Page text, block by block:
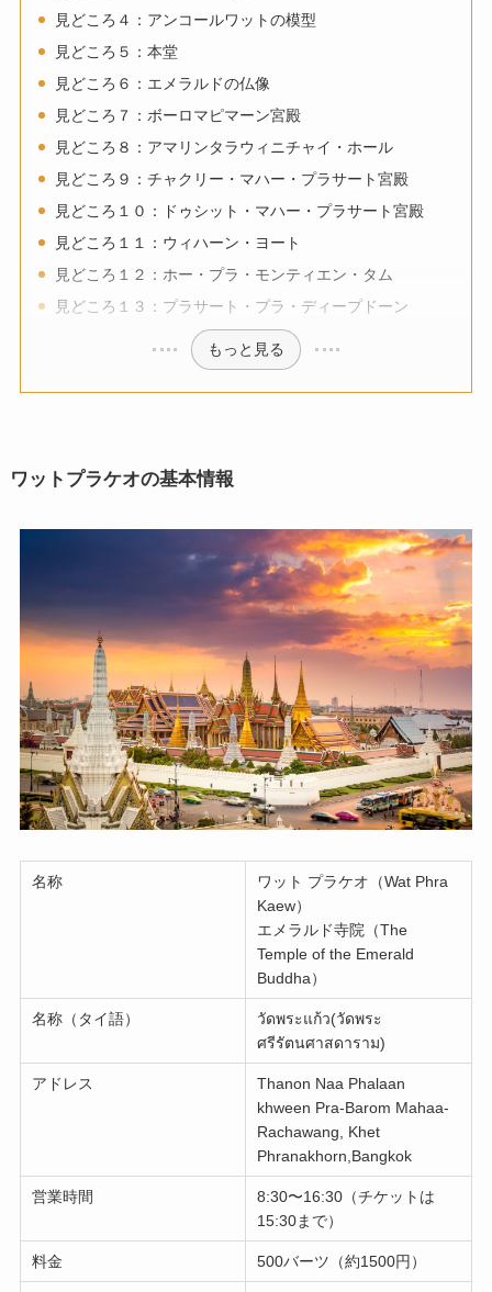
見どころ４：アンコールワットの模型
見どころ５：本堂
見どころ６：エメラルドの仏像
見どころ７：ボーロマピマーン宮殿
見どころ８：アマリンタラウィニチャイ・ホール
見どころ９：チャクリー・マハー・プラサート宮殿
見どころ１０：ドゥシット・マハー・プラサート宮殿
見どころ１１：ウィハーン・ヨート
見どころ１２：ホー・プラ・モンティエン・タム
見どころ１３：プラサート・プラ・ディープドーン
もっと見る
ワットプラケオの基本情報
名称
ワット プラケオ（Wat Phra
Kaew）
エメラルド寺院（The
Temple of the Emerald
Buddha）
名称（タイ語）
วัดพระแก้ว(วัดพระ
ศรีรัตนศาสดาราม)
アドレス
Thanon Naa Phalaan
khween Pra-Barom Mahaa-
Rachawang, Khet
Phranakhorn,Bangkok
営業時間
8:30〜16:30（チケットは
15:30まで）
料金 500バーツ（約1500円）